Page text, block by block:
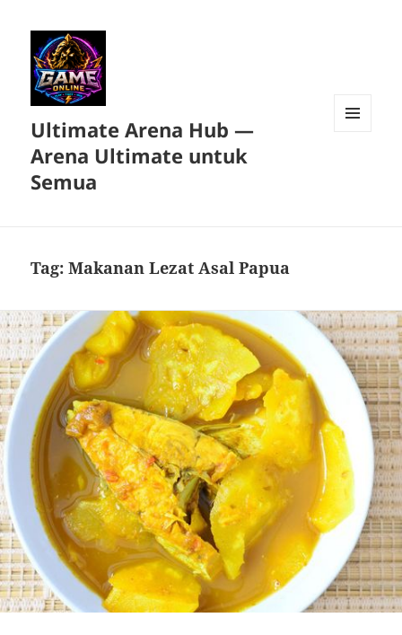
Ultimate Arena Hub —
Arena Ultimate untuk
Semua
Tag:Makanan Lezat Asal Papua